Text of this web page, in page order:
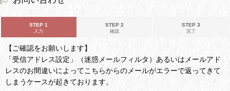
STEP 1
入力
STEP 2
確認
STEP 3
完了
【ご確認をお願いします】
「受信アドレス設定」（迷惑メールフィルタ）あるいはメールアド
レスのお間違いによってこちらからのメールがエラーで返ってきて
しまうケースが起きております。